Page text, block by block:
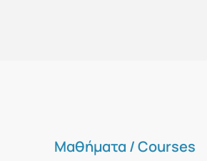
Μαθήματα / Courses